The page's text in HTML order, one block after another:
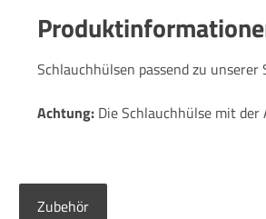
Schlauchhülsen passend zu
Achtung: Die Schlauchhülse mit
Zubehör